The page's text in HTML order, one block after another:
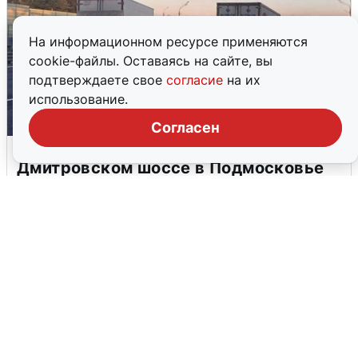
На информационном ресурсе применяются
cookie-файлы. Оставаясь на сайте, вы
подтверждаете свое согласие на их
использование.
Согласен
Пять машин столкнулись на
Дмитровском шоссе в Подмосковье